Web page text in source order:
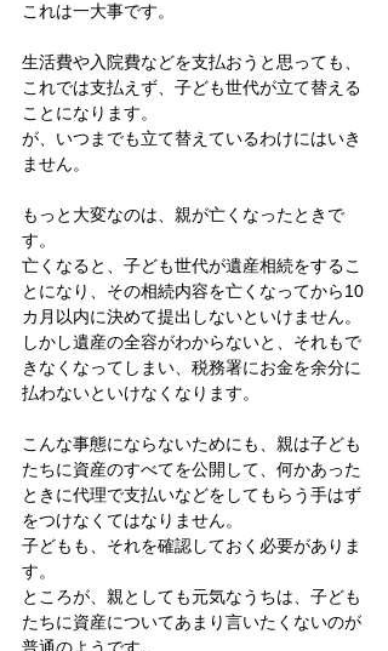
これは一大事です。
生活費や入院費などを支払おうと思っても、
これでは支払えず、子ども世代が立て替える
ことになります。
が、いつまでも立て替えているわけにはいき
ません。
もっと大変なのは、親が亡くなったときで
す。
亡くなると、子ども世代が遺産相続をするこ
とになり、その相続内容を亡くなってから10
カ月以内に決めて提出しないといけません。
しかし遺産の全容がわからないと、それもで
きなくなってしまい、税務署にお金を余分に
払わないといけなくなります。
こんな事態にならないためにも、親は子ども
たちに資産のすべてを公開して、何かあった
ときに代理で支払いなどをしてもらう手はず
をつけなくてはなりません。
子どもも、それを確認しておく必要がありま
す。
ところが、親としても元気なうちは、子ども
たちに資産についてあまり言いたくないのが